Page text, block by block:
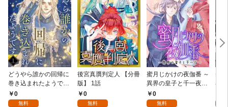
どうやら誰かの回帰に
巻き込まれたようです
【分冊版】 1話
0
無料
後宮真贋判定人 【分冊
版】 1話
0
無料
蜜月じかけの夜伽番 ～
異界の皇子と千一夜～
【分冊版】 1話
0
無料
美
界
版